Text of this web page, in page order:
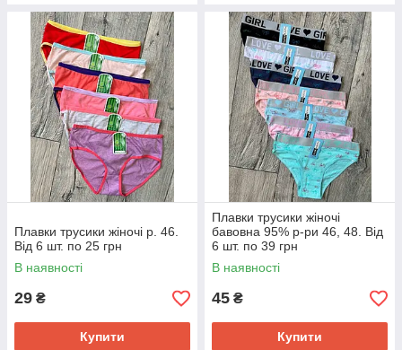
Плавки трусики жіночі р. 46.
Від 6 шт. по 25 грн
В наявності
29 ₴
Купити
Плавки трусики жіночі
бавовна 95% р-ри 46, 48. Від
6 шт. по 39 грн
В наявності
45 ₴
Купити